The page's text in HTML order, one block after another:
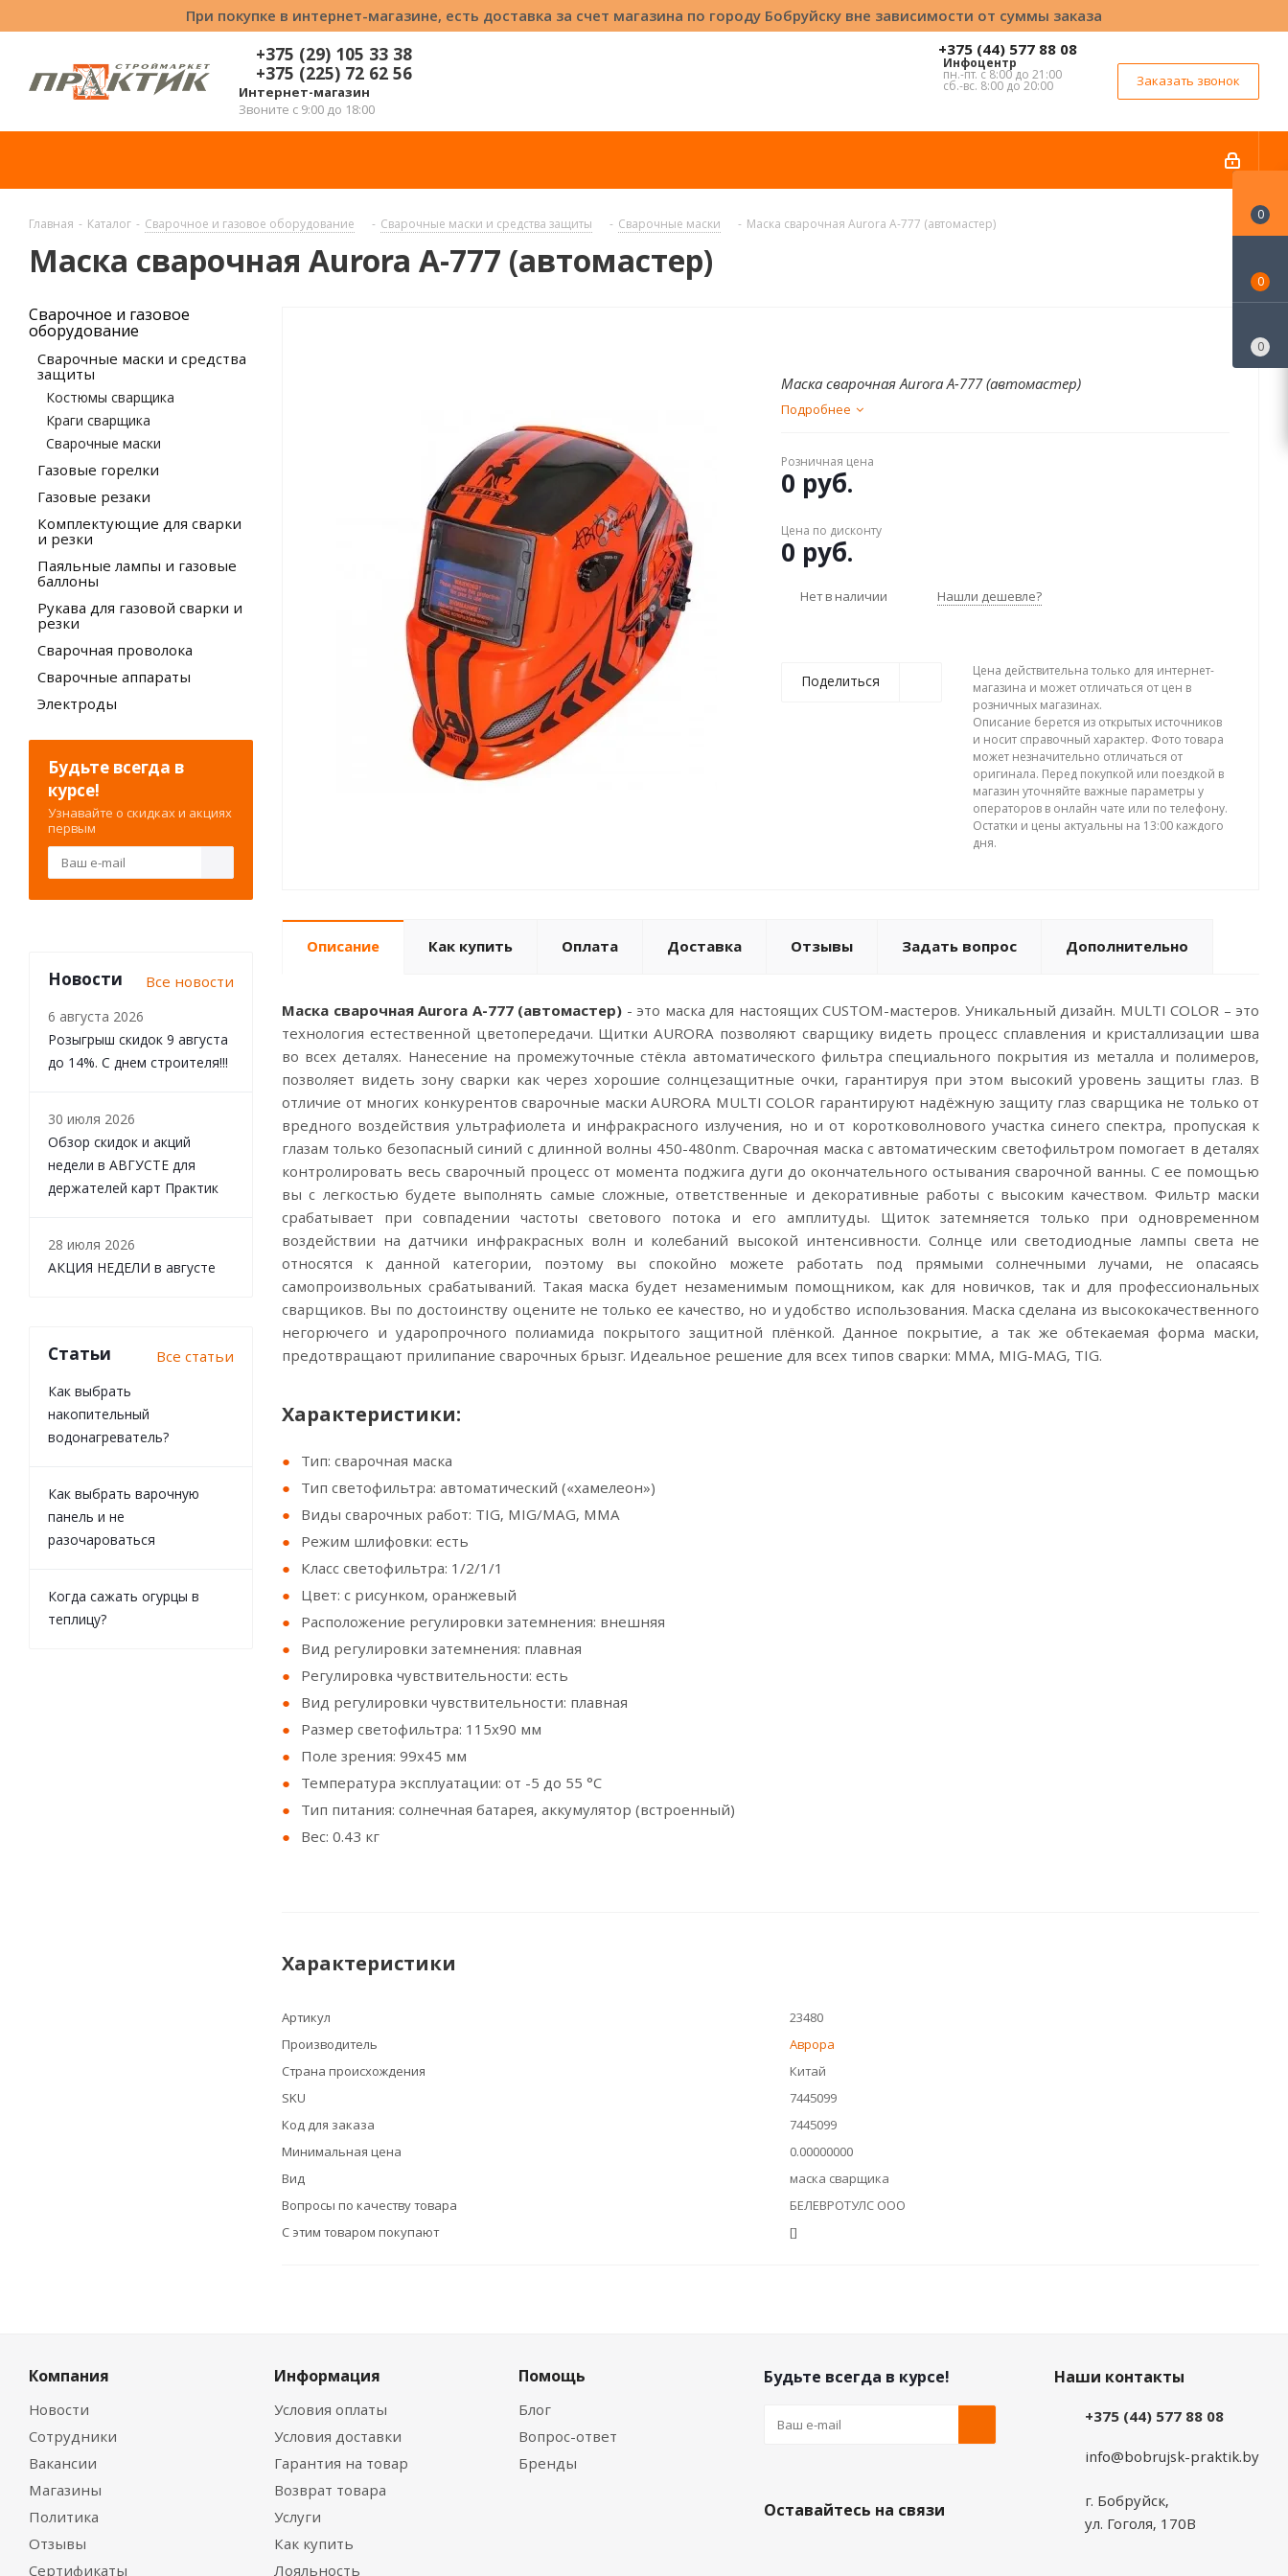
При покупке в интернет-магазине, есть доставка за счет магазина по городу Бобруйску вне зависимости от суммы заказа
+375 (29) 105 33 38
+375 (225) 72 62 56
Интернет-магазин
Звоните с 9:00 до 18:00
+375 (44) 577 88 08
Инфоцентр
пн.-пт. с 8:00 до 21:00
сб.-вс. 8:00 до 20:00 Заказать звонок
Главная - Каталог - Сварочное и газовое оборудование - Сварочные маски и средства защиты - Сварочные маски - Маска сварочная Aurora A-777 (автомастер)
Маска сварочная Aurora A-777 (автомастер)
Маска сварочная Aurora A-777 (автомастер)
Подробнее
Розничная цена
0 руб.
Цена по дисконту
0 руб.
Нет в наличии Нашли дешевле?
Поделиться
Цена действительна только для интернет-
магазина и может отличаться от цен в
розничных магазинах.
Описание берется из открытых источников
и носит справочный характер. Фото товара
может незначительно отличаться от
оригинала. Перед покупкой или поездкой в
магазин уточняйте важные параметры у
операторов в онлайн чате или по телефону.
Остатки и цены актуальны на 13:00 каждого
дня.
Описание Как купить Оплата Доставка Отзывы Задать вопрос Дополнительно
Маска сварочная Aurora A-777 (автомастер) - это маска для настоящих CUSTOM-мастеров. Уникальный дизайн. MULTI COLOR – это
технология естественной цветопередачи. Щитки AURORA позволяют сварщику видеть процесс сплавления и кристаллизации шва
во всех деталях. Нанесение на промежуточные стёкла автоматического фильтра специального покрытия из металла и полимеров,
позволяет видеть зону сварки как через хорошие солнцезащитные очки, гарантируя при этом высокий уровень защиты глаз. В
отличие от многих конкурентов сварочные маски AURORA MULTI COLOR гарантируют надёжную защиту глаз сварщика не только от
вредного воздействия ультрафиолета и инфракрасного излучения, но и от коротковолнового участка синего спектра, пропуская к
глазам только безопасный синий с длинной волны 450-480nm. Сварочная маска с автоматическим светофильтром помогает в деталях
контролировать весь сварочный процесс от момента поджига дуги до окончательного остывания сварочной ванны. С ее помощью
вы с легкостью будете выполнять самые сложные, ответственные и декоративные работы с высоким качеством. Фильтр маски
срабатывает при совпадении частоты светового потока и его амплитуды. Щиток затемняется только при одновременном
воздействии на датчики инфракрасных волн и колебаний высокой интенсивности. Солнце или светодиодные лампы света не
относятся к данной категории, поэтому вы спокойно можете работать под прямыми солнечными лучами, не опасаясь
самопроизвольных срабатываний. Такая маска будет незаменимым помощником, как для новичков, так и для профессиональных
сварщиков. Вы по достоинству оцените не только ее качество, но и удобство использования. Маска сделана из высококачественного
негорючего и ударопрочного полиамида покрытого защитной плёнкой. Данное покрытие, а так же обтекаемая форма маски,
предотвращают прилипание сварочных брызг. Идеальное решение для всех типов сварки: MMA, MIG-MAG, TIG.
Характеристики:
Тип: сварочная маска
Тип светофильтра: автоматический («хамелеон»)
Виды сварочных работ: TIG, MIG/MAG, MMA
Режим шлифовки: есть
Класс светофильтра: 1/2/1/1
Цвет: с рисунком, оранжевый
Расположение регулировки затемнения: внешняя
Вид регулировки затемнения: плавная
Регулировка чувствительности: есть
Вид регулировки чувствительности: плавная
Размер светофильтра: 115х90 мм
Поле зрения: 99х45 мм
Температура эксплуатации: от -5 до 55 °C
Тип питания: солнечная батарея, аккумулятор (встроенный)
Вес: 0.43 кг
Характеристики
Артикул
23480
Производитель
Аврора
Страна происхождения
Китай
SKU
7445099
Код для заказа
7445099
Минимальная цена
0.00000000
Вид
маска сварщика
Вопросы по качеству товара
БЕЛЕВРОТУЛС ООО
С этим товаром покупают
[]
Сварочное и газовое
оборудование
Сварочные маски и средства
защиты
Костюмы сварщика
Краги сварщика
Сварочные маски
Газовые горелки
Газовые резаки
Комплектующие для сварки
и резки
Паяльные лампы и газовые
баллоны
Рукава для газовой сварки и
резки
Сварочная проволока
Сварочные аппараты
Электроды
Будьте всегда в
курсе!
Узнавайте о скидках и акциях
первым
Новости Все новости
6 августа 2026
Розыгрыш скидок 9 августа
до 14%. С днем строителя!!!
30 июля 2026
Обзор скидок и акций
недели в АВГУСТЕ для
держателей карт Практик
28 июля 2026
АКЦИЯ НЕДЕЛИ в августе
Статьи Все статьи
Как выбрать
накопительный
водонагреватель?
Как выбрать варочную
панель и не
разочароваться
Когда сажать огурцы в
теплицу?
Компания
Новости
Сотрудники
Вакансии
Магазины
Политика
Отзывы
Сертификаты
Информация
Условия оплаты
Условия доставки
Гарантия на товар
Возврат товара
Услуги
Как купить
Лояльность
Помощь
Блог
Вопрос-ответ
Бренды
Будьте всегда в курсе!
Оставайтесь на связи
Наши контакты
+375 (44) 577 88 08
info@bobrujsk-praktik.by
г. Бобруйск,
ул. Гоголя, 170В
0
0
0